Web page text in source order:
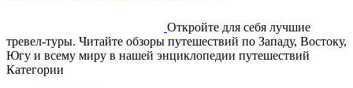
Откройте для себя лучшие
тревел-туры. Читайте обзоры путешествий по Западу, Востоку,
Югу и всему миру в нашей энциклопедии путешествий
Категории